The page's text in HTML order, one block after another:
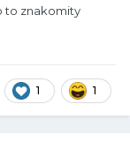
to znakomity
1 1